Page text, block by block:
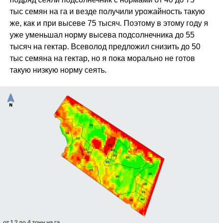
тыс семян на га и везде получили урожайность такую
же, как и при высеве 75 тысяч. Поэтому в этому году я
уже уменьшал норму высева подсолнечника до 55
тысяч на гектар. Всеволод предложил снизить до 50
тыс семяна на гектар, но я пока морально не готов
такую низкую норму сеять.